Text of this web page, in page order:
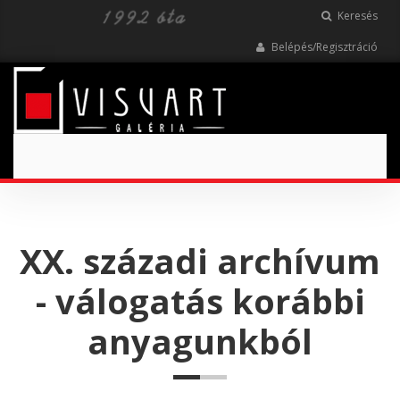
Keresés
Belépés/Regisztráció
XX. századi archívum
- válogatás korábbi
anyagunkból